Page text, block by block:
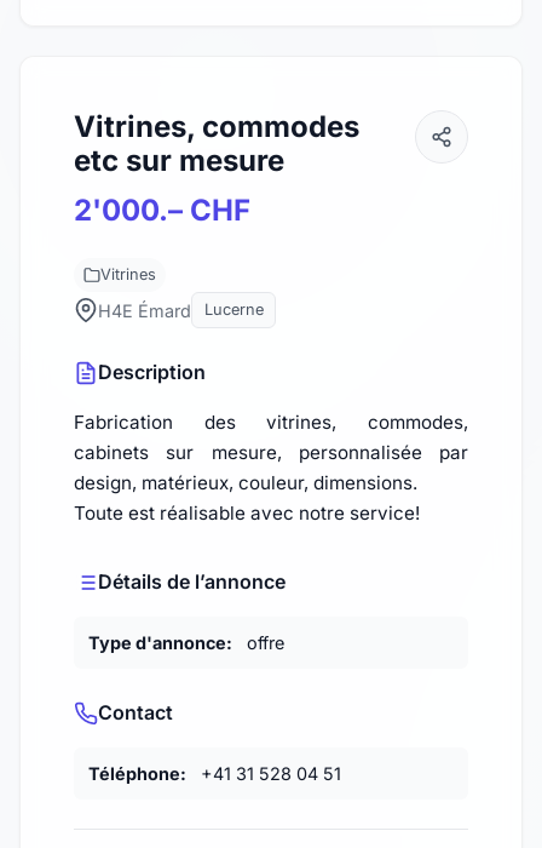
Vitrines, commodes
etc sur mesure
2'000.– CHF
Vitrines
H4E Émard Lucerne
Description
Fabrication des vitrines, commodes,
cabinets sur mesure, personnalisée par
design, matérieux, couleur, dimensions.
Toute est réalisable avec notre service!
Détails de l’annonce
Type d'annonce: offre
Contact
Téléphone: +41 31 528 04 51